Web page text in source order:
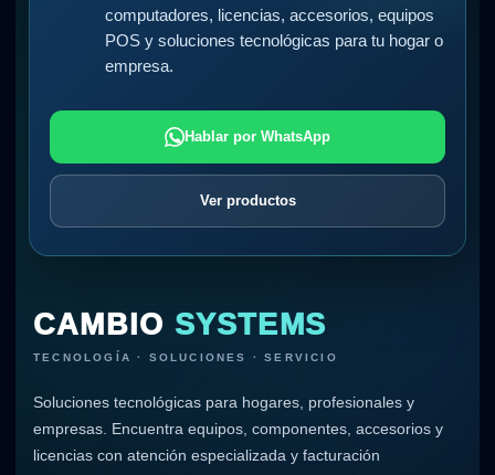
computadores, licencias, accesorios, equipos
POS y soluciones tecnológicas para tu hogar o
empresa.
Hablar por WhatsApp
Ver productos
CAMBIO SYSTEMS
TECNOLOGÍA · SOLUCIONES · SERVICIO
Soluciones tecnológicas para hogares, profesionales y
empresas. Encuentra equipos, componentes, accesorios y
licencias con atención especializada y facturación